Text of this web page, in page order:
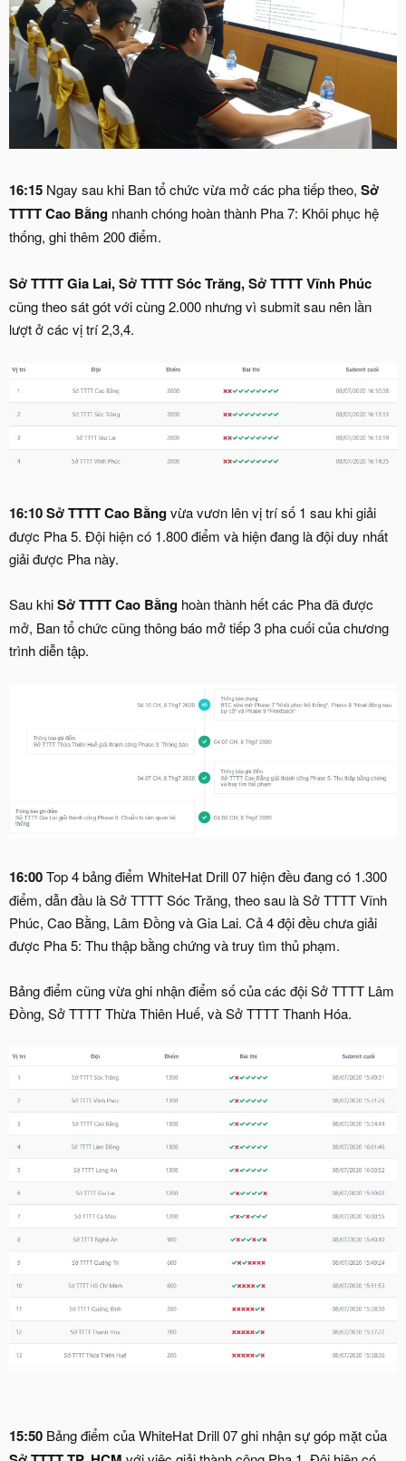
16:15 Ngay sau khi Ban tổ chức vừa mở các pha tiếp theo, Sở
TTTT Cao Bằng nhanh chóng hoàn thành Pha 7: Khôi phục hệ
thống, ghi thêm 200 điểm.
Sở TTTT Gia Lai,Sở TTTT Sóc Trăng, Sở TTTT Vĩnh Phúc
cũng theo sát gót với cùng 2.000 nhưng vì submit sau nên lần
lượt ở các vị trí 2,3,4.
16:10 Sở TTTT Cao Bằngvừa vươn lên vị trí số 1 sau khi giải
được Pha 5. Đội hiện có 1.800 điểm và hiện đang là đội duy nhất
giải được Pha này.
Sau khiSở TTTT Cao Bằng hoàn thành hết các Pha đã được
mở, Ban tổ chức cũng thông báo mở tiếp 3 pha cuối của chương
trình diễn tập.
16:00Top 4 bảng điểm WhiteHat Drill 07 hiện đều đang có 1.300
điểm, dẫn đầu là Sở TTTT Sóc Trăng, theo sau là Sở TTTT Vĩnh
Phúc, Cao Bằng, Lâm Đồng và Gia Lai. Cả 4 đội đều chưa giải
được Pha 5: Thu thập bằng chứng và truy tìm thủ phạm.
Bảng điểm cũng vừa ghi nhận điểm số của các đội Sở TTTT Lâm
Đồng, Sở TTTT Thừa Thiên Huế, và Sở TTTT Thanh Hóa.
15:50 Bảng điểm của WhiteHat Drill 07 ghi nhận sự góp mặt của